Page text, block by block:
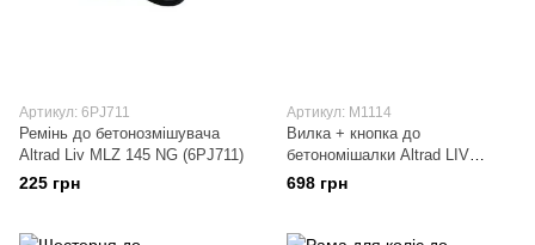
Артикул: 6PJ711
Ремінь до бетонозмішувача
Altrad Liv MLZ 145 NG (6PJ711)
225 грн
Артикул: М1114
Вилка + кнопка до
бетономішалки Altrad LIV
(41234)
698 грн